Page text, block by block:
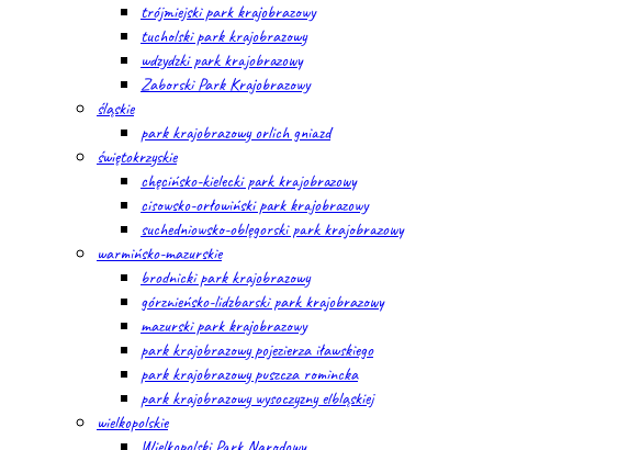
trójmiejski park krajobrazowy
tucholski park krajobrazowy
wdzydzki park krajobrazowy
Zaborski Park Krajobrazowy
śląskie
park krajobrazowy orlich gniazd
świętokrzyskie
chęcińsko-kielecki park krajobrazowy
cisowsko-orłowiński park krajobrazowy
suchedniowsko-oblęgorski park krajobrazowy
warmińsko-mazurskie
brodnicki park krajobrazowy
górznieńsko-lidzbarski park krajobrazowy
mazurski park krajobrazowy
park krajobrazowy pojezierza iławskiego
park krajobrazowy puszcza romincka
park krajobrazowy wysoczyzny elbląskiej
wielkopolskie